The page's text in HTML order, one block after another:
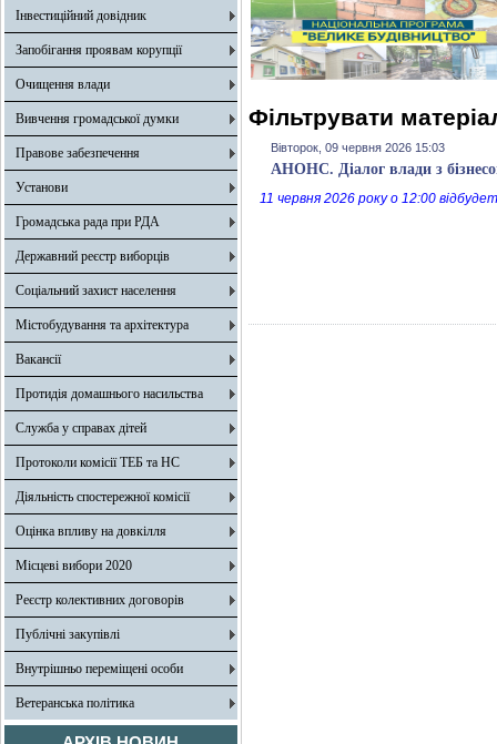
Інвестиційний довідник
Запобігання проявам корупції
Очищення влади
Вивчення громадської думки
Правове забезпечення
Установи
Громадська рада при РДА
Державний реєстр виборців
Соціальний захист населення
Містобудування та архітектура
Вакансії
Протидія домашнього насильства
Служба у справах дітей
Протоколи комісії ТЕБ та НС
Діяльність спостережної комісії
Оцінка впливу на довкілля
Місцеві вибори 2020
Реєстр колективних договорів
Публічні закупівлі
Внутрішньо переміщені особи
Ветеранська політика
Фільтрувати
Вівторок, 09 червня 2026 15:03
АНОНС. Діалог влади з
11 червня 2026 року о 12:00